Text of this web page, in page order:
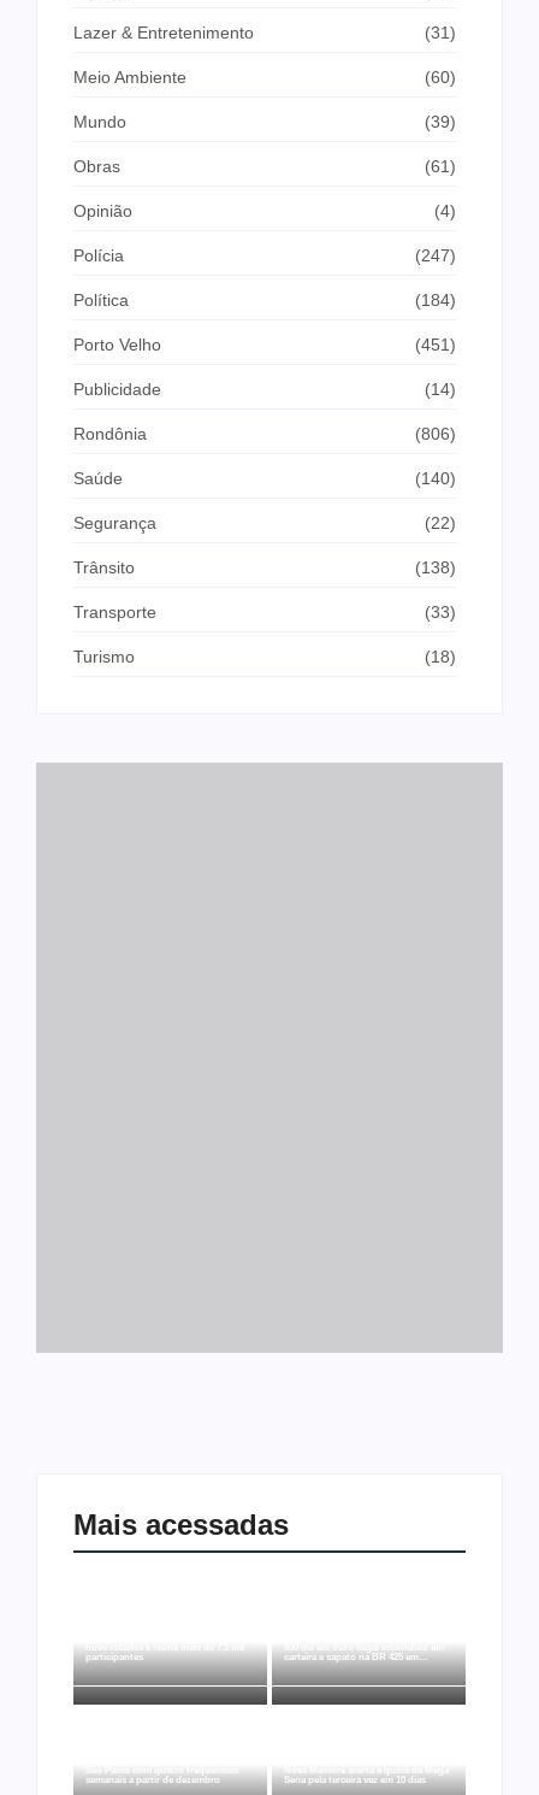
Lazer & Entretenimento (31)
Meio Ambiente (60)
Mundo (39)
Obras (61)
Opinião (4)
Polícia (247)
Política (184)
Porto Velho (451)
Publicidade (14)
Rondônia (806)
Saúde (140)
Segurança (22)
Trânsito (138)
Transporte (33)
Turismo (18)
Mais acessadas
nove cidades e reúne mais de 7,3 mil
participantes
carteira e sapato na BR 425 em…
semanais a partir de dezembro
Sena pela terceira vez em 10 dias